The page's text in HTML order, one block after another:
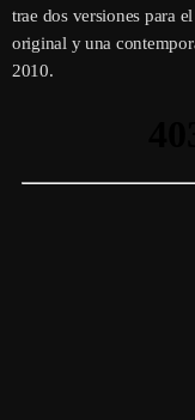
trae dos versiones para
original y una
2010.